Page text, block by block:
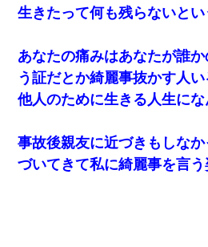
生きたって何も残らないとい
あなたの痛みはあなたが誰
う証だとか綺麗事抜かす人
他人のために生きる人生に
事故後親友に近づきもしな
づいてきて私に綺麗事を言